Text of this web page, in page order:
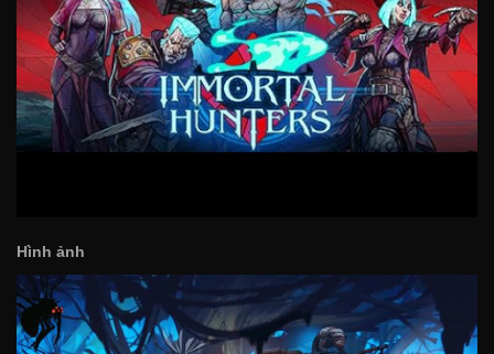
Hình ảnh